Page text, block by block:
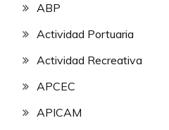
ABP
Actividad Portuaria
Actividad Recreativa
APCEC
APICAM